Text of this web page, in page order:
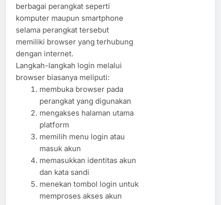
berbagai perangkat seperti
komputer maupun smartphone
selama perangkat tersebut
memiliki browser yang terhubung
dengan internet.
Langkah-langkah login melalui
browser biasanya meliputi:
membuka browser pada
perangkat yang digunakan
mengakses halaman utama
platform
memilih menu login atau
masuk akun
memasukkan identitas akun
dan kata sandi
menekan tombol login untuk
memproses akses akun